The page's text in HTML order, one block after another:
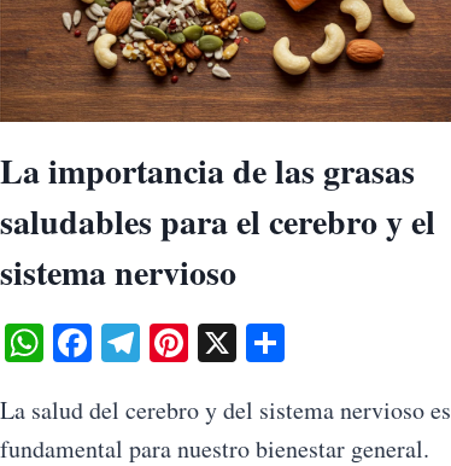
La importancia de las grasas
saludables para el cerebro y el
sistema nervioso
WhatsApp
Facebook
Telegram
Pinterest
X
La salud del cerebro y del sistema nervioso es
fundamental para nuestro bienestar general.